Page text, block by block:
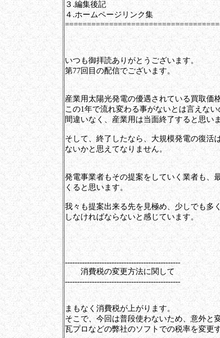
３.編集後記
４.ホームページリンク集
いつも御拝読ありがとうございます。
第77回目の配信でございます。
産業用太陽光発電の優遇されている買取価
この1年で流れ変わる事がないとは言えな
間違いなく、産業用は当面終了すると思い
そして、終了したなら、大規模発電の復活
ないかと思えてなりません。
発電事業者もその提案をしていく業者も、
くると思います。
我々も提案出来る先を見極め、少しでも多
しなければならないと感じています。
-----------------------------------------------
消費税の変更方法に関して
-----------------------------------------------
まもなく消費税が上がります。
そこで、今回は普段使わないため、意外と
瓦プロなどの弊社のソフトでの税率を変更